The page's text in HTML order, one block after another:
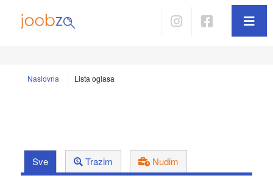
Naslovna Lista oglasa
Sve Trazim Nudim